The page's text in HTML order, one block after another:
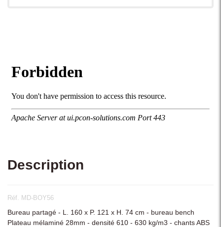
Description
Réf. MD-BOY56
Bureau partagé - L. 160 x P. 121 x H. 74 cm - bureau bench
Plateau mélaminé 28mm - densité 610 - 630 kg/m3 - chants ABS